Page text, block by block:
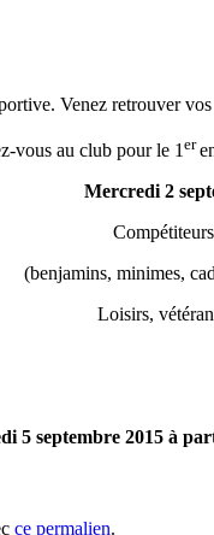
Venez
vous au club pour le 1 er
Mercredi 2
(benjamins, minimes,
Loisirs,
5 septembre 2015 à
ce permalien.